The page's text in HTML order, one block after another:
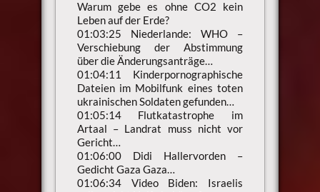
Warum gebe es ohne CO2 kein
Leben auf der Erde?
01:03:25 Niederlande: WHO –
Verschiebung der Abstimmung
über die Änderungsanträge…
01:04:11 Kinderpornographische
Dateien im Mobilfunk eines toten
ukrainischen Soldaten gefunden…
01:05:14 Flutkatastrophe im
Artaal – Landrat muss nicht vor
Gericht…
01:06:00 Didi Hallervorden –
Gedicht Gaza Gaza…
01:06:34 Video Biden: Israelis